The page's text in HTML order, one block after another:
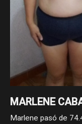
MARLENE
Marlene pasó de